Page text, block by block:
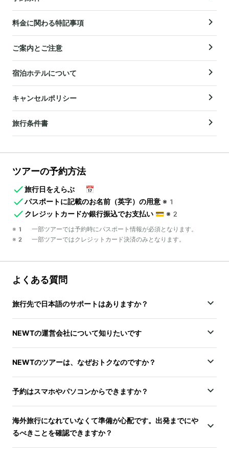
料金に関わる特記事項
ご案内とご注意
宿泊ホテルについて
キャンセルポリシー
旅行条件書
ツアーの予約方法
旅行日をえらぶ
📅
パスポートに記載のお名前（英字）の用意 ※1
クレジットカードか銀行振込でお支払い 💳 ※2
※1 一部ツアーでは予約時にパスポート情報が必須となります。
※2 一部ツアーではクレジットカード決済のみとなります。
よくある質問
旅行先で日本語のサポートはありますか？
NEWTの運営会社について知りたいです
NEWTのツアーは、なぜおトクなのですか？
予約はスマホやパソコンからできますか？
海外旅行になれていなくて準備が心配です。出発までにや
るべきことを確認できますか？